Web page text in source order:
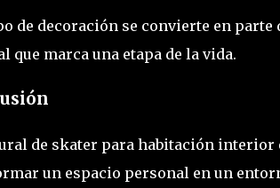
de decoración se convierte en
que marca una etapa de la vida.
de skater para habitación
un espacio personal en un